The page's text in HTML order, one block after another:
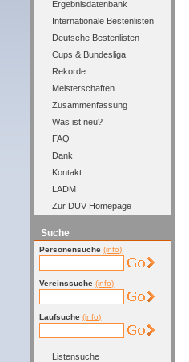
Ergebnisdatenbank
Internationale Bestenlisten
Deutsche Bestenlisten
Cups & Bundesliga
Rekorde
Meisterschaften
Zusammenfassung
Was ist neu?
FAQ
Dank
Kontakt
LADM
Zur DUV Homepage
Suche
Personensuche (info)
Vereinssuche (info)
Laufsuche (info)
Listensuche